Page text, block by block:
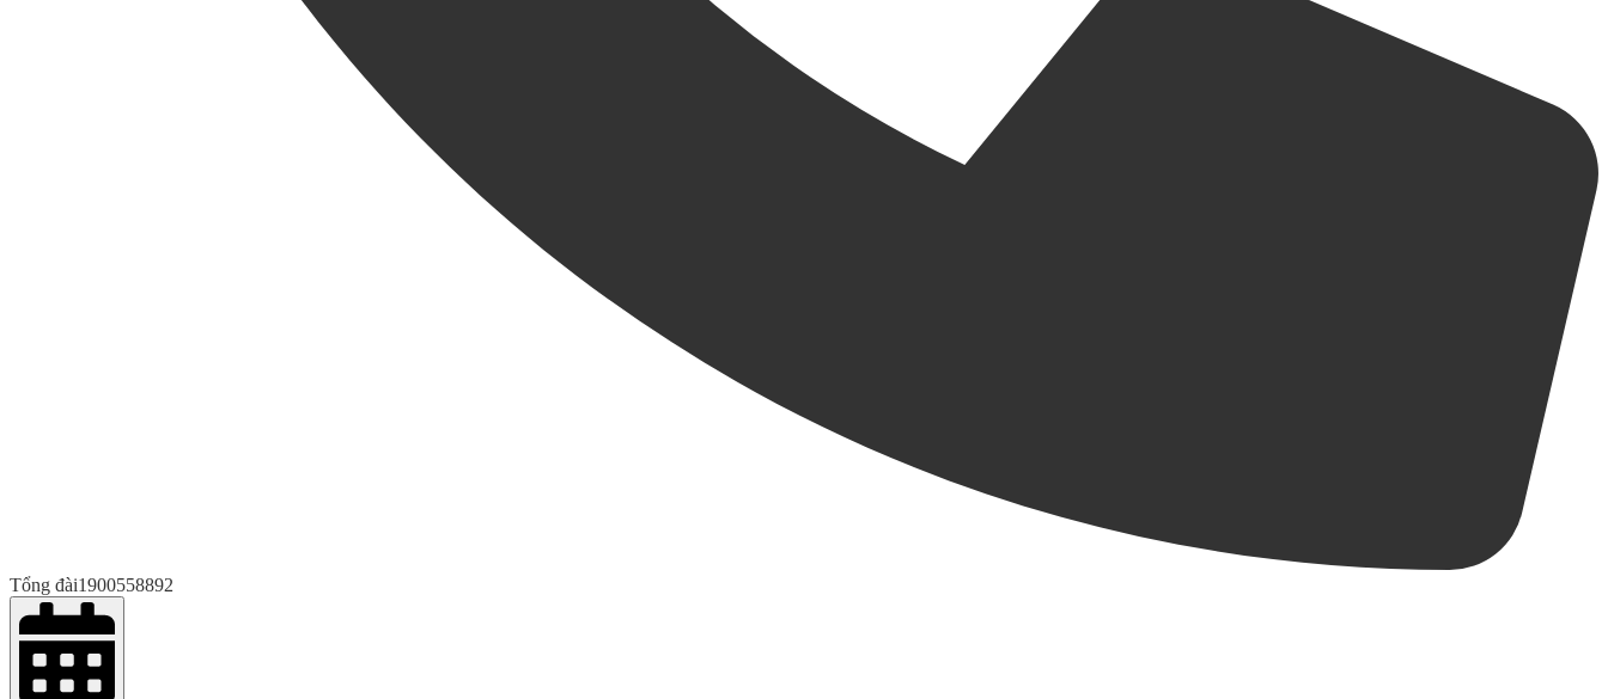
Tổng đài1900558892